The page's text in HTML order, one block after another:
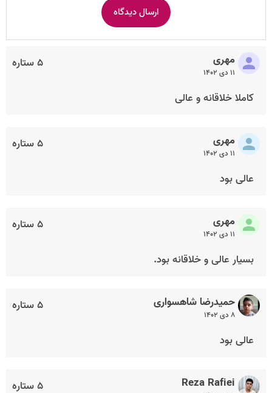
۵ ستاره مهری
۱۱ دی ۱۴۰۲
کاملا خلاقانه و عالی
۵ ستاره مهری
۱۱ دی ۱۴۰۲
عالی بود
۵ ستاره مهری
۱۱ دی ۱۴۰۲
بسیار عالی و خلاقانه بود.
۵ ستاره حمیدرضا شاهسواری
۸ دی ۱۴۰۲
عالی بود
۵ ستاره Reza Rafiei